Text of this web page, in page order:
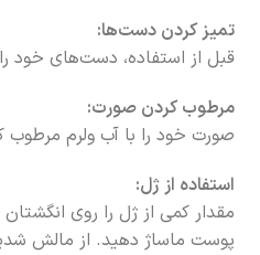
تمیز کردن دست‌ها:
قبل از استفاده، دست‌های خود
مرطوب کردن صورت:
صورت خود را با آب ولرم مرطوب
استفاده از ژل:
مقدار کمی از ژل را روی
پوست ماساژ دهید. از مالش